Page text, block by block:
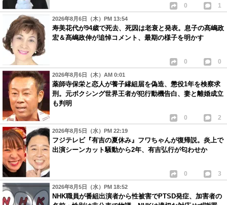
0 1
2026年8月6日（木）PM 13:54
寿美花代が94歳で死去、死因は老衰と発表。息子の髙嶋政
宏＆髙嶋政伸が追悼コメント、最期の様子を明かす
0 0
2026年8月6日（木）AM 0:01
薬師寺保栄と恋人が養子縁組届を偽造、懲役1年を検察求
刑。元ボクシング世界王者が犯行動機告白、妻と離婚成立
も判明
0 2
2026年8月5日（水）PM 22:19
フジテレビ『有吉の夏休み』フワちゃんが復帰説。炎上で
出演シーンカット騒動から2年、有吉弘行が匂わせか
0 3
2026年8月5日（水）PM 18:52
NHK職員が番組出演者から性被害でPTSD発症、加害者の